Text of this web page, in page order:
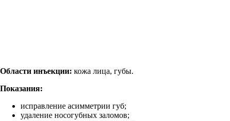
Области инъекции: кожа лица, губы.
Показания:
исправление асимметрии губ;
удаление носогубных заломов;